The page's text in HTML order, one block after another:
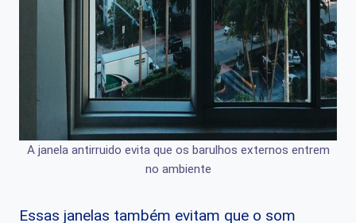
A janela antirruido evita que os barulhos externos entrem
no ambiente
Essas janelas também evitam que o som